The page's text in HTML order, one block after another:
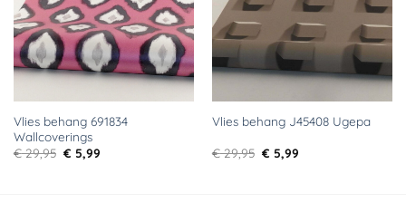
Vlies behang 691834
Wallcoverings
€29,95 Oorspronkelijke
prijs
€ 5,99Huidige
Vlies behang J45408 Ugepa
€29,95 Oorspronkelijke
prijs
€ 5,99Huidige